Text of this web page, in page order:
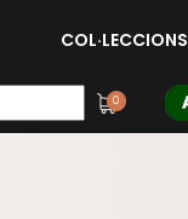
COL·LECCIONS
0